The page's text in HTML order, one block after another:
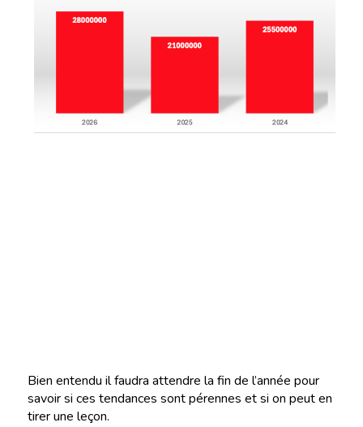
Bien entendu il faudra attendre la fin de l’année pour
savoir si ces tendances sont pérennes et si on peut en
tirer une leçon.